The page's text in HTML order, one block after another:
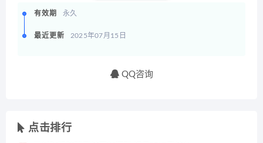
有效期 永久
最近更新 2025年07月15日
QQ咨询
点击排行